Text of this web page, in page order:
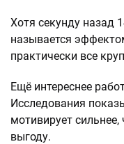
Хотя секунду назад
называется
практически все
Ещё интереснее
Исследования
мотивирует
выгоду.